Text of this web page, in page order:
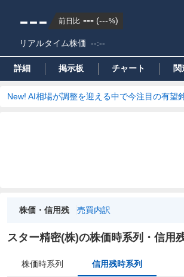
--- 前日比 --- (---%)
リアルタイム株価 --:--
詳細 掲示板 チャート
New! AI相場が調整を迎える中で今注目の有望
株価・信用残 売買内訳
スター精密(株)の株価時系列・信用
用
残
株価時系列 信用残時系列